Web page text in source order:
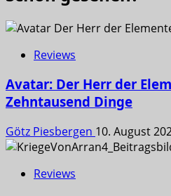
Reviews
Avatar: Der Herr der
Zehntausend Dinge
Götz Piesbergen 10. August
Reviews